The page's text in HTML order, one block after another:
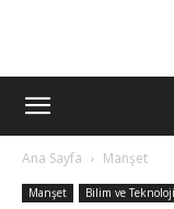
Ana Sayfa Manşet
Manşet Bilim ve Teknoloji